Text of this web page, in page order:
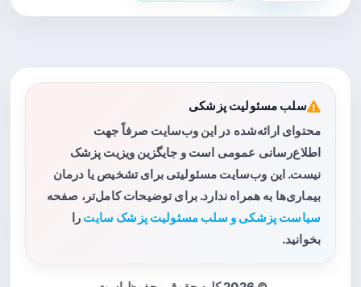
سلب مسئولیت پزشکی
محتوای ارائه‌شده در این وب‌سایت صرفاً جهت
اطلاع‌رسانی عمومی است و جایگزین ویزیت پزشک
نیست. این وب‌سایت مسئولیتی برای تشخیص یا درمان
بیماری‌ها به همراه ندارد. برای توضیحات کامل‌تر، صفحه
سیاست پزشکی و سلب مسئولیت پزشک سایت را
بخوانید.